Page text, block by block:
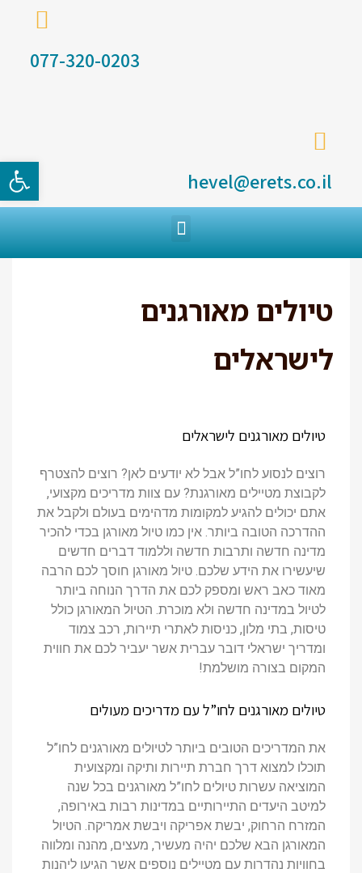
077-320-0203
hevel@erets.co.il
טיולים מאורגנים
לישראלים
טיולים מאורגנים לישראלים
רוצים לנסוע לחו”ל אבל לא יודעים לאן? רוצים להצטרף
לקבוצת מטיילים מאורגנת? עם צוות מדריכים מקצועי,
אתם יכולים להגיע למקומות מדהימים בעולם ולקבל את
ההדרכה הטובה ביותר. אין כמו טיול מאורגן בכדי להכיר
מדינה חדשה ותרבות חדשה וללמוד דברים חדשים
שיעשירו את הידע שלכם. טיול מאורגן חוסך לכם הרבה
מאוד כאב ראש ומספק לכם את הדרך הנוחה ביותר
לטיול במדינה חדשה ולא מוכרת. הטיול המאורגן כולל
טיסות, בתי מלון, כניסות לאתרי תיירות, רכב צמוד
ומדריך ישראלי דובר עברית אשר יעביר לכם את חווית
המקום בצורה מושלמת!
טיולים מאורגנים לחו”ל עם מדריכים מעולים
את המדריכים הטובים ביותר לטיולים מאורגנים לחו”ל
תוכלו למצוא דרך חברת תיירות ותיקה ומקצועית
המוציאה עשרות טיולים לחו”ל מאורגנים בכל שנה
למיטב היעדים התיירותיים במדינות רבות באירופה,
המזרח הרחוק, יבשת אפריקה ויבשת אמריקה. הטיול
המאורגן הבא שלכם יהיה מעשיר, מעצים, מהנה ומלווה
בחוויות נהדרות עם מטיילים נוספים אשר הגיעו ליהנות
פתח